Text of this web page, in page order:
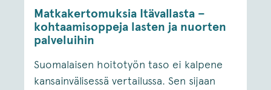
Matkakertomuksia Itävallasta –
kohtaamisoppeja lasten ja nuorten
palveluihin
Suomalaisen hoitotyön taso ei kalpene
kansainvälisessä vertailussa. Sen sijaan